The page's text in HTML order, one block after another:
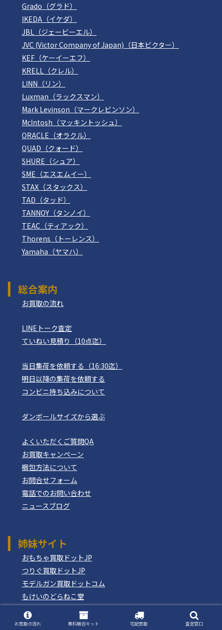
Grado（グラド）
IKEDA（イケダ）
JBL（ジェービーエル）
JVC (Victor Company of Japan)（日本ビクター）
KEF（ケーイーエフ）
KRELL（クレル）
LINN（リン）
Luxman（ラックスマン）
Mark Levinson（マークレビンソン）
McIntosh（マッキントッシュ）
ORACLE（オラクル）
QUAD（クォード）
SHURE（シュア）
SME（エスエムイー）
STAX（スタックス）
TAD（タッド）
TANNOY（タンノイ）
TEAC（ティアック）
Thorens（トーレンス）
Yamaha（ヤマハ）
総合案内
お買取の流れ
LINEトーク査定
ていねい見積り（10点迄）
当日集荷を依頼する（16:30迄）
明日以降の集荷を依頼する
コンビニ持ち込みについて
ダンボールサイズから選ぶ
よくいただくご質問QA
お買取キャンペーン
梱包方法について
お問合せフォーム
電話でのお問い合わせ
ニュースブログ
姉妹サイト
おもちゃ買取ドットJP
つりぐ買取ドットJP
モデルガン買取ドットコム
もけいのどらねこ堂
お買取の流れ 無料梱包キット 宅配買取 査定窓口